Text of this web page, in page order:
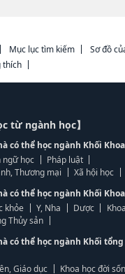
Mục lục tìm kiếm
Sơ đồ
thích
từ ngành học】
có thể học ngành Khối
ngữ học
Pháp luật
Thương mại
Xã hội học
có thể học ngành Khối
khỏe
Y, Nha Dược
Thủy sản
có thể học ngành Khối
Giáo dục
Khoa học đời